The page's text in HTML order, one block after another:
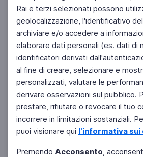
Rai e terzi selezionati possono
geolocalizzazione, l'identificativo
archiviare e/o accedere a
elaborare dati personali (es. dati di
identificatori derivati
al fine di creare, selezionare e
personalizzati, valutare le
derivare osservazioni sul pubblico.
prestare, rifiutare o revocare il tuo
incorrere in limitazioni sostanziali.
puoi visionare qui l'informativa sui
Premendo Acconsento,